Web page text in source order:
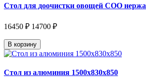
Стол для доочистки овощей СОО
16450 ₽ 14700 ₽
В корзину
Стол из алюминия 1500х830х850